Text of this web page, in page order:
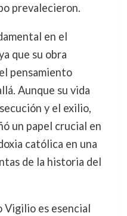
prevalecieron.
en el
que su obra
pensamiento
Aunque su vida
y el exilio,
un papel crucial en
católica en una
de la historia del
Vigilio es esencial